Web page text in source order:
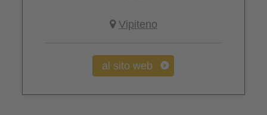
Vipiteno
al sito web